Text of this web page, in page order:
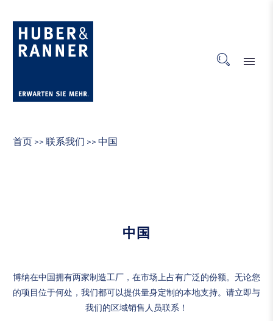
首页 >> 联系我们 >> 中国
中国
博纳在中国拥有两家制造工厂，在市场上占有广泛的份额。无论您
的项目位于何处，我们都可以提供量身定制的本地支持。请立即与
我们的区域销售人员联系！